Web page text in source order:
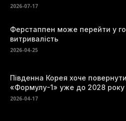
2026-07-17
Ферстаппен може перейти у
витривалість
2026-04-25
Південна Корея хоче повернути
«Формулу-1» уже до 2028 року
2026-04-17